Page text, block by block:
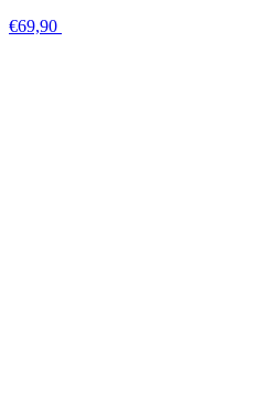
€69,90